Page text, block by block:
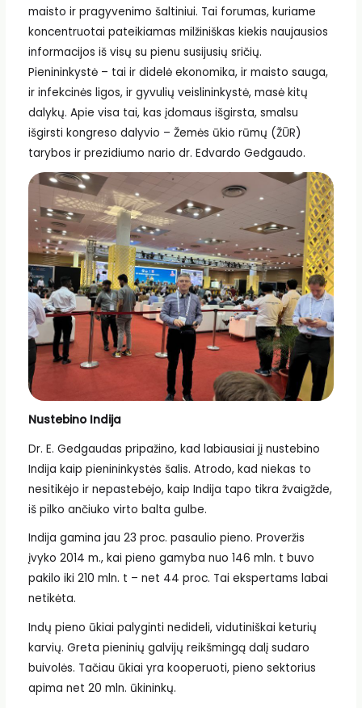
maisto ir pragyvenimo šaltiniui. Tai forumas, kuriame
koncentruotai pateikiamas milžiniškas kiekis naujausios
informacijos iš visų su pienu susijusių sričių.
Pienininkystė – tai ir didelė ekonomika, ir maisto sauga,
ir infekcinės ligos, ir gyvulių veislininkystė, masė kitų
dalykų. Apie visa tai, kas įdomaus išgirsta, smalsu
išgirsti kongreso dalyvio – Žemės ūkio rūmų (ŽŪR)
tarybos ir prezidiumo nario dr. Edvardo Gedgaudo.
Nustebino Indija
Dr. E. Gedgaudas pripažino, kad labiausiai jį nustebino
Indija kaip pienininkystės šalis. Atrodo, kad niekas to
nesitikėjo ir nepastebėjo, kaip Indija tapo tikra žvaigžde,
iš pilko ančiuko virto balta gulbe.
Indija gamina jau 23 proc. pasaulio pieno. Proveržis
įvyko 2014 m., kai pieno gamyba nuo 146 mln. t buvo
pakilo iki 210 mln. t – net 44 proc. Tai ekspertams labai
netikėta.
Indų pieno ūkiai palyginti nedideli, vidutiniškai keturių
karvių. Greta pieninių galvijų reikšmingą dalį sudaro
buivolės. Tačiau ūkiai yra kooperuoti, pieno sektorius
apima net 20 mln. ūkininkų.